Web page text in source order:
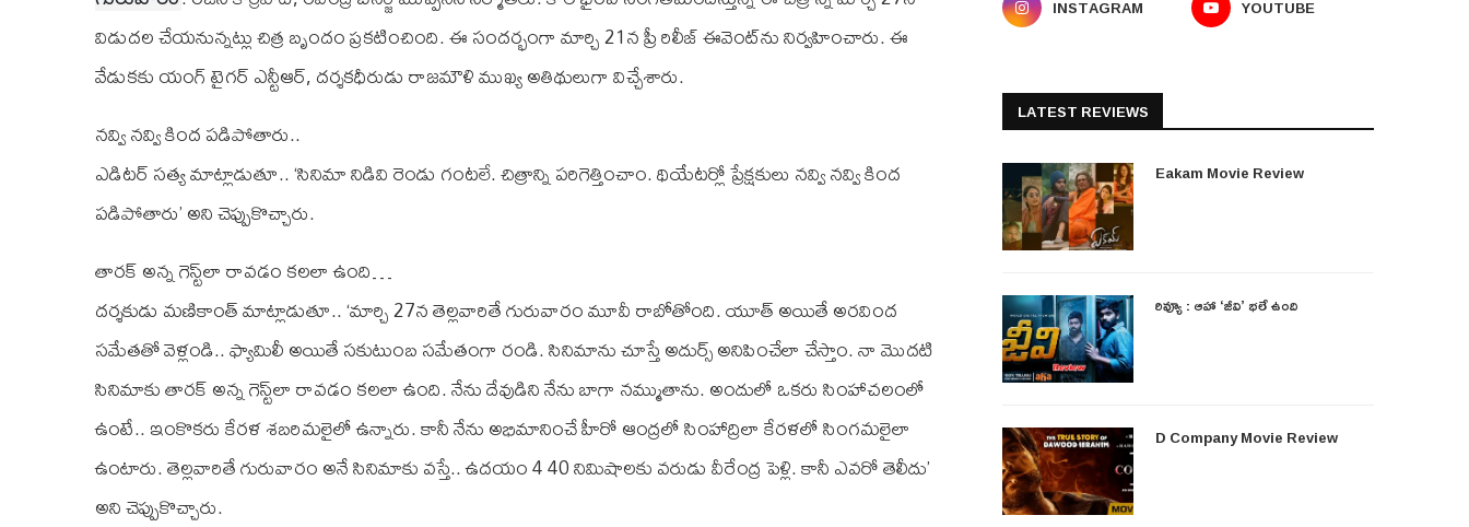
విడుద‌ల చేయ‌నున్న‌ట్లు చిత్ర బృందం ప్రకటించింది. ఈ సంద‌ర్భంగా మార్చి 21న ప్రీ రిలీజ్ ఈవెంట్‌ను నిర్వహించారు. ఈ
వేడుకకు యంగ్ టైగర్ ఎన్టీఆర్, దర్శకధీరుడు రాజమౌళి ముఖ్య అతిథులుగా విచ్చేశారు.
నవ్వి నవ్వి కింద పడిపోతారు..
ఎడిటర్ సత్య మాట్లాడుతూ.. ‘సినిమా నిడివి రెండు గంటలే. చిత్రాన్ని పరిగెత్తించాం. థియేటర్లో ప్రేక్షకులు నవ్వి నవ్వి కింద
పడిపోతారు’ అని చెప్పుకొచ్చారు.
తారక్ అన్న గెస్ట్‌లా రావడం కలలా ఉంది…
దర్శకుడు మణికాంత్ మాట్లాడుతూ.. ‘మార్చి 27న తెల్లవారితే గురువారం మూవీ రాబోతోంది. యూత్ అయితే అరవింద
సమేతతో వెళ్లండి.. ఫ్యామిలీ అయితే సకుటుంబ సమేతంగా రండి. సినిమాను చూస్తే అదుర్స్ అనిపించేలా చేస్తాం. నా మొదటి
సినిమాకు తారక్ అన్న గెస్ట్‌లా రావడం కలలా ఉంది. నేను దేవుడిని నేను బాగా నమ్ముతాను. అందులో ఒకరు సింహాచలంలో
ఉంటే.. ఇంకొకరు కేరళ శబరిమలైలో ఉన్నారు. కానీ నేను అభిమానించే హీరో ఆంద్రలో సింహాద్రిలా కేరళలో సింగమలైలా
ఉంటారు. తెల్లవారితే గురువారం అనే సినిమాకు వస్తే.. ఉదయం 4 40 నిమిషాలకు వరుడు వీరేంద్ర పెళ్లి. కానీ ఎవరో తెలీదు’
అని చెప్పుకొచ్చారు.
INSTAGRAM
YOUTUBE
LATEST REVIEWS
Eakam Movie Review
రివ్యూ : ఆహా ‘జీవి’ భలే ఉంది
D Company Movie Review